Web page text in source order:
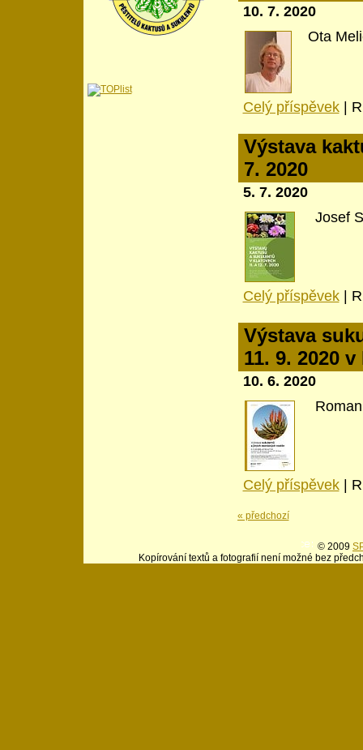
10. 7. 2020
Ota
Celý příspěvek
Výstava
7. 2020
5. 7. 2020
Josef
Celý příspěvek
Výstava
11. 9. 2020 v
10. 6. 2020
Celý příspěvek
« předchozí
© 2009
Kopírování textů a fotografií není možné bez